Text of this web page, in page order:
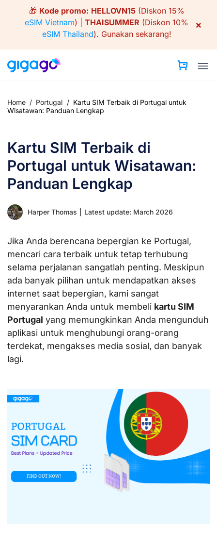
🎁 Kode promo: HELLOVN15(Diskon 15%
eSIM Vietnam) | THAISUMMER (Diskon 10%
eSIM Thailand). Gunakan sekarang!
×
Home / Portugal / Kartu SIM Terbaik di Portugal untuk
Wisatawan: Panduan Lengkap
Kartu SIM Terbaik di
Portugal untuk Wisatawan:
Panduan Lengkap
Harper Thomas Latest update: March 2026
Jika Anda berencana bepergian ke Portugal,
mencari cara terbaik untuk tetap terhubung
selama perjalanan sangatlah penting. Meskipun
ada banyak pilihan untuk mendapatkan akses
internet saat bepergian, kami sangat
menyarankan Anda untuk membeli kartu SIM
Portugal yang memungkinkan Anda mengunduh
aplikasi untuk menghubungi orang-orang
terdekat, mengakses media sosial, dan banyak
lagi.